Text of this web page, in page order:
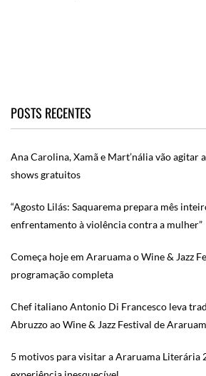
POSTS RECENTES
Ana Carolina, Xamã e Mart’nália vão agitar
shows gratuitos
“Agosto Lilás: Saquarema prepara mês
enfrentamento à violência contra a mulher”
Começa hoje em Araruama o Wine & Jazz
programação completa
Chef italiano Antonio Di Francesco leva
Abruzzo ao Wine & Jazz Festival de
5 motivos para visitar a Araruama Literária